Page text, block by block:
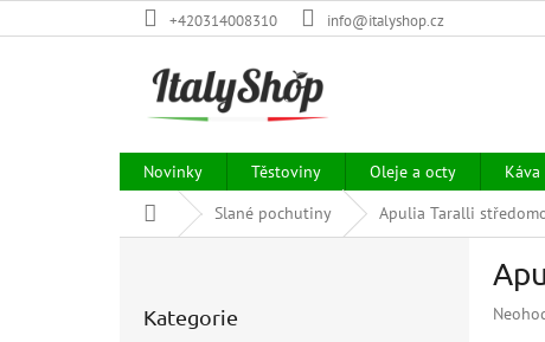
na
+420314008310 info@italyshop.cz
Novinky Těstoviny Oleje a octy Káva
Domů
Slané pochutiny Apulia Taralli
kategorie
Kategorie